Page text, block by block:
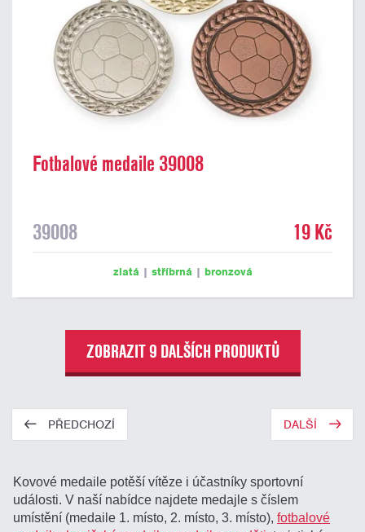
Fotbalové medaile 39008
39008 19 Kč
zlatá | stříbrná | bronzová
ZOBRAZIT 9 DALŠÍCH PRODUKTŮ
PŘEDCHOZÍ DALŠÍ
Kovové medaile potěší vítěze i účastníky sportovní
události. V naší nabídce najdete medajle s číslem
umístění (medaile 1. místo, 2. místo, 3. místo),fotbalové